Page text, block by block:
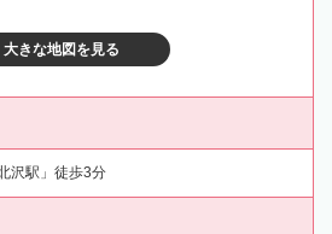
大きな地図を見る
沢駅」徒歩3分